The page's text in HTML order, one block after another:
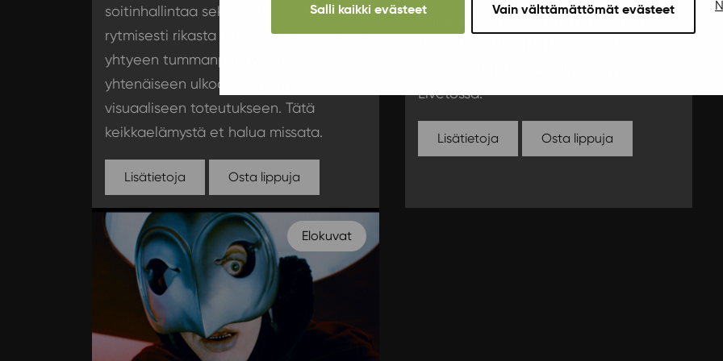
Salli kaikki evästeet Vain välttämättömät evästeet
soitinhallintaa sekä melodisesti ja
rytmisesti rikasta musiikkia yhdistettynä
yhtyeen tummanpuhuvaan,
yhtenäiseen ulkoasuun ja upeaan
visuaaliseen toteutukseen. Tätä
keikkaelämystä et halua missata.
Lisätietoja Osta lippuja
Livetossa.
Lisätietoja Osta lippuja
Elokuvat